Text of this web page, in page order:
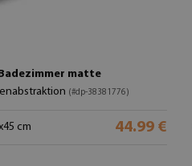
matte
(#dp-38381776)
cm 44.99 €